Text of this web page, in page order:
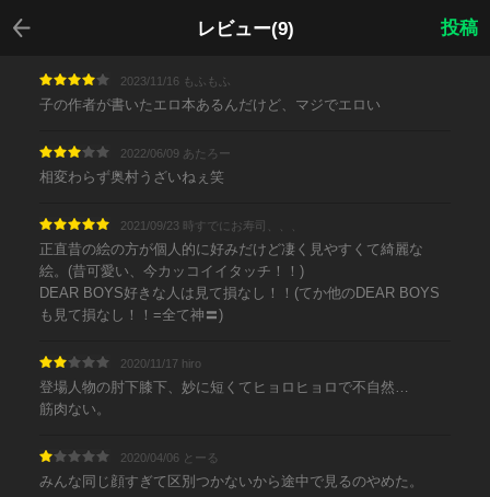
レビュー(9)
戻る
投稿
2023/11/16 もふもふ
子の作者が書いたエロ本あるんだけど、マジでエロい
2022/06/09 あたろー
相変わらず奥村うざいねぇ笑
2021/09/23 時すでにお寿司、、、
正直昔の絵の方が個人的に好みだけど凄く見やすくて綺麗な
絵。(昔可愛い、今カッコイイタッチ！！)
DEAR BOYS好きな人は見て損なし！！(てか他のDEAR BOYS
も見て損なし！！=全て神〓)
2020/11/17 hiro
登場人物の肘下膝下、妙に短くてヒョロヒョロで不自然…
筋肉ない。
2020/04/06 とーる
みんな同じ顔すぎて区別つかないから途中で見るのやめた。